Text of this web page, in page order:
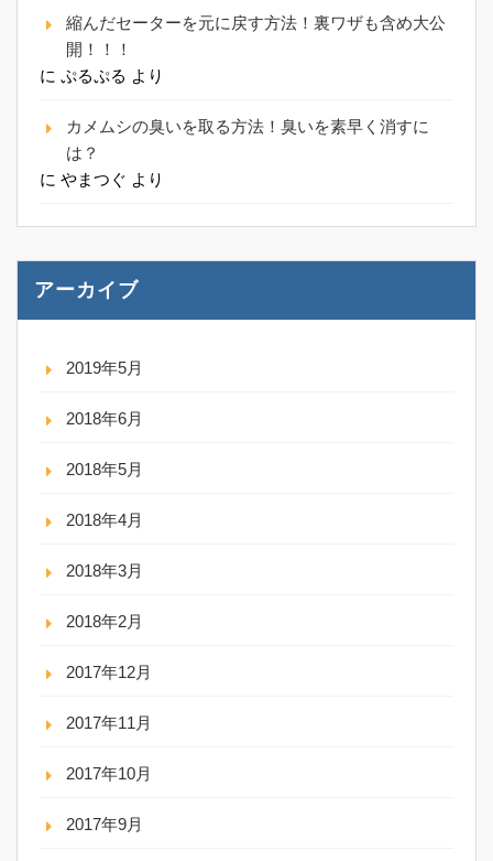
縮んだセーターを元に戻す方法！裏ワザも含め大公
開！！！
に ぷるぷる より
カメムシの臭いを取る方法！臭いを素早く消すに
は？
に やまつぐ より
アーカイブ
2019年5月
2018年6月
2018年5月
2018年4月
2018年3月
2018年2月
2017年12月
2017年11月
2017年10月
2017年9月